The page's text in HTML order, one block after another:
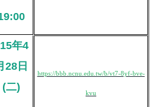
年4
28日
(二)
https://bbb.ncnu.edu.tw/b/vt7-8yf-bve-
kvu